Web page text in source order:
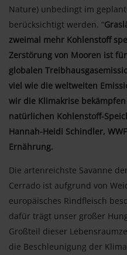
Nature) unbedingt im
berücksichtigt werden. “
zweimal mehr Kohlenstoff
Zerstörung von Mooren ist
globalen
viel wie die weltweiten
wir die Klimakrise
natürlichen Kohlenstoff-
Hannah-Heidi Schindler,
Ernährung.
Die artenreichste Savanne
Cerrado ist aufgrund von
europäisches Rindfleisch
dafür trägt unser großer
Großteil dieser
die Beschleunigung der